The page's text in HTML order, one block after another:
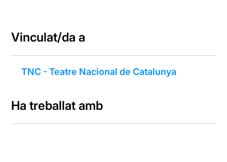
Vinculat/da a
TNC - Teatre Nacional de Catalunya
Ha treballat amb